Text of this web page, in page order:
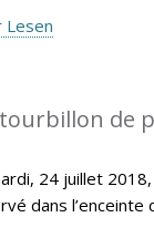
Lesen
de
24 juillet
dans l’enceinte